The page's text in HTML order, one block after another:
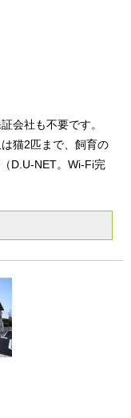
会社も不要です。
猫2匹まで、飼育の
D.U-NET。Wi-Fi完